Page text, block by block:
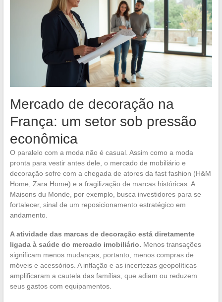
Mercado de decoração na
França: um setor sob pressão
econômica
O paralelo com a moda não é casual. Assim como a moda
pronta para vestir antes dele, o mercado de mobiliário e
decoração sofre com a chegada de atores da fast fashion (H&M
Home, Zara Home) e a fragilização de marcas históricas. A
Maisons du Monde, por exemplo, busca investidores para se
fortalecer, sinal de um reposicionamento estratégico em
andamento.
A atividade das marcas de decoração está diretamente
ligada à saúde do mercado imobiliário. Menos transações
significam menos mudanças, portanto, menos compras de
móveis e acessórios. A inflação e as incertezas geopolíticas
amplificaram a cautela das famílias, que adiam ou reduzem
seus gastos com equipamentos.